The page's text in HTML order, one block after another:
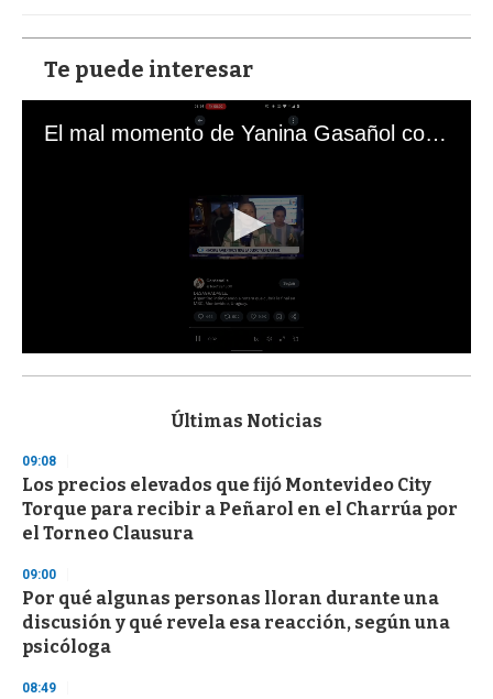
Te puede interesar
El mal momento de Yanina Gasañol con un hincha argentino en "Subrayado"
s
d
s
o
f
3
s
e
c
o
n
d
Últimas Noticias
09:08
Los precios elevados que fijó Montevideo City
Torque para recibir a Peñarol en el Charrúa por
el Torneo Clausura
09:00
Por qué algunas personas lloran durante una
discusión y qué revela esa reacción, según una
psicóloga
08:49